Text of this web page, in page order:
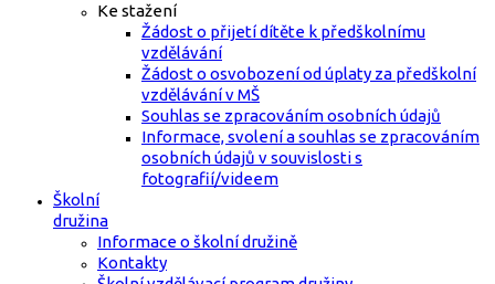
Ke stažení
Žádost o přijetí dítěte k předškolnímu
vzdělávání
Žádost o osvobození od úplaty za předškolní
vzdělávání v MŠ
Souhlas se zpracováním osobních údajů
Informace, svolení a souhlas se zpracováním
osobních údajů v souvislosti s
fotografií/videem
Školní
družina
Informace o školní družině
Kontakty